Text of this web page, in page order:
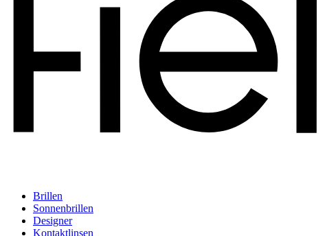
Brillen
Sonnenbrillen
Designer
Kontaktlinsen